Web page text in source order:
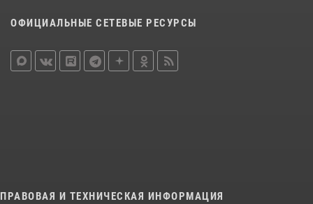
ОФИЦИАЛЬНЫЕ СЕТЕВЫЕ РЕСУРСЫ
ПРАВОВАЯ И ТЕХНИЧЕСКАЯ ИНФОРМАЦИЯ